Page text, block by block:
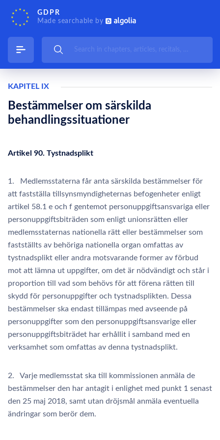
GDPR
Made searchable by
KAPITEL IX
Bestämmelser om särskilda
behandlingssituationer
Artikel 90. Tystnadsplikt
1. Medlemsstaterna får anta särskilda bestämmelser för
att fastställa tillsynsmyndigheternas befogenheter enligt
artikel 58.1 e och f gentemot personuppgiftsansvariga eller
personuppgiftsbiträden som enligt unionsrätten eller
medlemsstaternas nationella rätt eller bestämmelser som
fastställts av behöriga nationella organ omfattas av
tystnadsplikt eller andra motsvarande former av förbud
mot att lämna ut uppgifter, om det är nödvändigt och står i
proportion till vad som behövs för att förena rätten till
skydd för personuppgifter och tystnadsplikten. Dessa
bestämmelser ska endast tillämpas med avseende på
personuppgifter som den personuppgiftsansvarige eller
personuppgiftsbiträdet har erhållit i samband med en
verksamhet som omfattas av denna tystnadsplikt.
2. Varje medlemsstat ska till kommissionen anmäla de
bestämmelser den har antagit i enlighet med punkt 1 senast
den 25 maj 2018, samt utan dröjsmål anmäla eventuella
ändringar som berör dem.